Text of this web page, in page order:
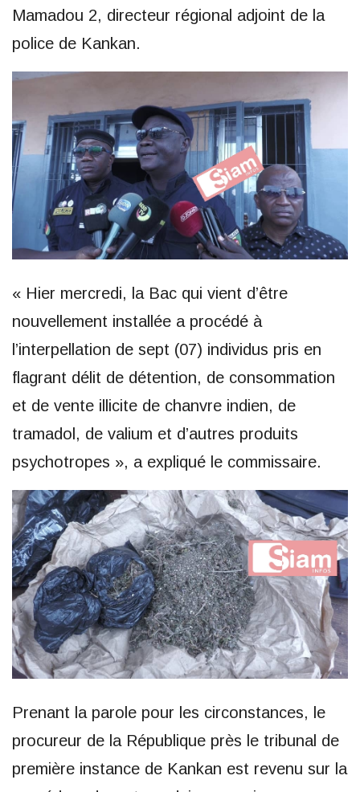
Mamadou 2, directeur régional adjoint de la
police de Kankan.
« Hier mercredi, la Bac qui vient d’être
nouvellement installée a procédé à
l’interpellation de sept (07) individus pris en
flagrant délit de détention, de consommation
et de vente illicite de chanvre indien, de
tramadol, de valium et d’autres produits
psychotropes », a expliqué le commissaire.
Prenant la parole pour les circonstances, le
procureur de la République près le tribunal de
première instance de Kankan est revenu sur la